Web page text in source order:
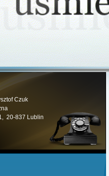
Czuk
20-837 Lublin